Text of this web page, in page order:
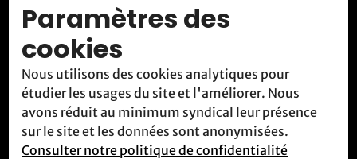
Activités
Blog
Contact
Nous rencontrer
Paramètres des
cookies
Nous utilisons des cookies analytiques pour
étudier les usages du site et l'améliorer. Nous
avons réduit au minimum syndical leur présence
sur le site et les données sont anonymisées.
Consulter notre politique de confidentialité